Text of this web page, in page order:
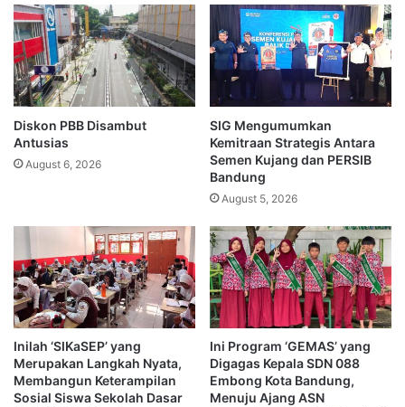
Diskon PBB Disambut
Antusias
August 6, 2026
SIG Mengumumkan
Kemitraan Strategis Antara
Semen Kujang dan PERSIB
Bandung
August 5, 2026
Inilah ‘SIKaSEP’ yang
Merupakan Langkah Nyata,
Membangun Keterampilan
Sosial Siswa Sekolah Dasar
Ini Program ‘GEMAS’ yang
Digagas Kepala SDN 088
Embong Kota Bandung,
Menuju Ajang ASN